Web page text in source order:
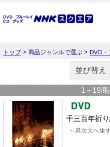
トップ> 商品ジャンルで選ぶ > DVD・
並び替え
1 ～ 19商
千三百年祈
～異次元へ旅